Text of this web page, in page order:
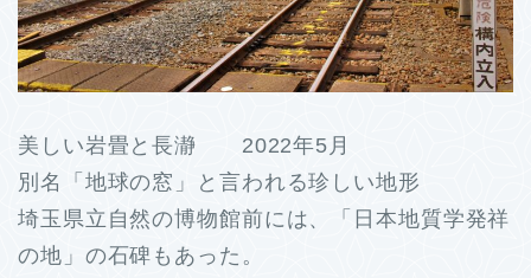
美しい岩畳と長瀞 2022年5月
別名「地球の窓」と言われる珍しい地形
埼玉県立自然の博物館前には、「日本地質学発祥
の地」の石碑もあった。